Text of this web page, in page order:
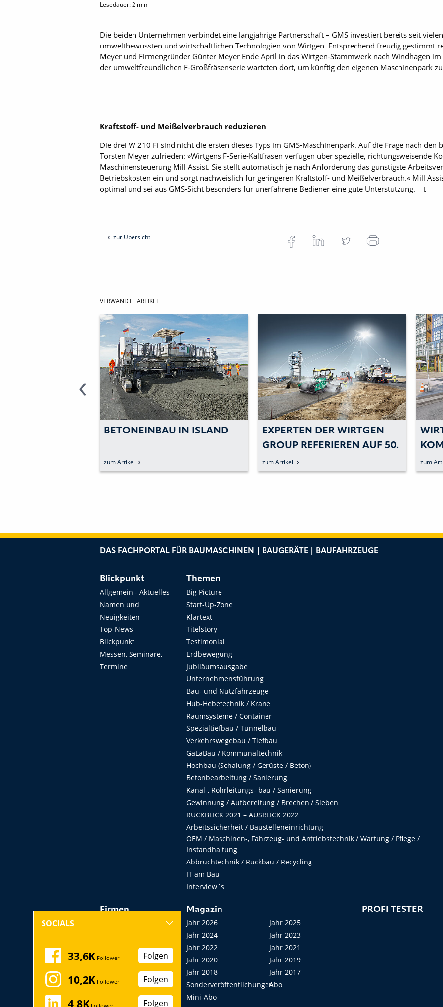
Lesedauer:2 min
Die beiden Unternehmen verbindet eine langjährige Partnerschaft – GMS investiert bereits seit
umweltbewussten und wirtschaftlichen Technologien von Wirtgen. Entsprechend freudig gestimmt
Meyer und Firmengründer Günter Meyer Ende April in das Wirtgen-Stammwerk nach Windhagen
der umweltfreundlichen F-Großfräsenserie warteten dort, um künftig den eigenen Maschinenpark
Kraftstoff- und Meißelverbrauch reduzieren
Die drei W 210 Fi sind nicht die ersten dieses Typs im GMS-Maschinenpark. Auf die Frage nach den
Torsten Meyer zufrieden: »Wirtgens F-Serie-Kaltfräsen verfügen über spezielle, richtungsweisende
Maschinensteuerung Mill Assist. Sie stellt automatisch je nach Anforderung das günstigste
Betriebskosten ein und sorgt nachweislich für geringeren Kraftstoff- und Meißelverbrauch.« Mill
optimal und sei aus GMS-Sicht besonders für unerfahrene Bediener eine gute Unterstützung. t
zur Übersicht
VERWANDTE ARTIKEL
BETONEINBAU IN ISLAND
zum Artikel
EXPERTEN DER WIRTGEN
GROUP REFERIEREN AUF 50.
VDBUM-GROSSSEMINAR
zum Artikel
EIN-
zum
DAS FACHPORTAL FÜR BAUMASCHINEN | BAUGERÄTE | BAUFAHRZEUGE
Blickpunkt
Allgemein - Aktuelles
Namen und
Neuigkeiten
Top-News
Blickpunkt
Messen, Seminare,
Termine
Themen
Big Picture
Start-Up-Zone
Klartext
Titelstory
Testimonial
Erdbewegung
Jubiläumsausgabe
Unternehmensführung
Bau- und Nutzfahrzeuge
Hub-Hebetechnik / Krane
Raumsysteme / Container
Spezialtiefbau / Tunnelbau
Verkehrswegebau / Tiefbau
GaLaBau / Kommunaltechnik
Hochbau (Schalung / Gerüste / Beton)
Betonbearbeitung / Sanierung
Kanal-, Rohrleitungs- bau / Sanierung
Gewinnung / Aufbereitung / Brechen / Sieben
RÜCKBLICK 2021 – AUSBLICK 2022
Arbeitssicherheit / Baustelleneinrichtung
OEM / Maschinen-, Fahrzeug- und Antriebstechnik / Wartung / Pflege /
Instandhaltung
Abbruchtechnik / Rückbau / Recycling
IT am Bau
Interview´s
Firmen
Messen, Seminare,
Kongresse
Startup
Magazin
Jahr 2026
Jahr 2025
Jahr 2024
Jahr 2023
Jahr 2022
Jahr 2021
Jahr 2020
Jahr 2019
Jahr 2018
Jahr 2017
SonderveröffentlichungenAbo
Mini-Abo
PROFI TESTER
SOCIALS
33,6K Follower Folgen
10,2K Follower Folgen
4,8K Follower Folgen